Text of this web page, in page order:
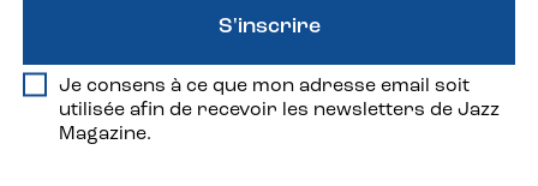
Je consens à ce que mon adresse email soit
utilisée afin de recevoir les newsletters de Jazz
Magazine.
S'inscrire